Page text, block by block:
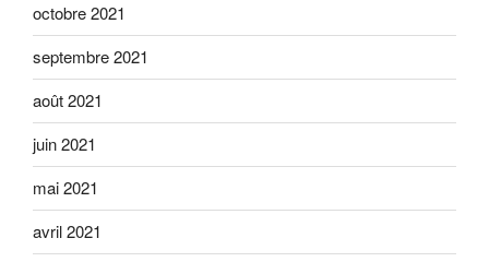
octobre 2021
septembre 2021
août 2021
juin 2021
mai 2021
avril 2021